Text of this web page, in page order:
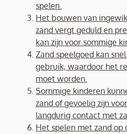
spelen.
Het bouwen van
zand vergt geduld en
kan zijn voor sommige
Zand speelgoed kan
gebruik, waardoor het
moet worden.
Sommige kinderen
zand of gevoelig zijn
langdurig contact met
Het spelen met zand op